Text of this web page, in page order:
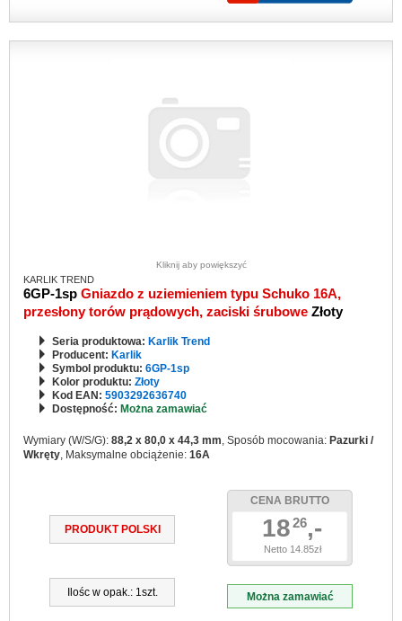
Kliknij aby powiększyć
KARLIK TREND
6GP-1sp Gniazdo z uziemieniem typu Schuko 16A,
przesłony torów prądowych, zaciski śrubowe Złoty
Seria produktowa: Karlik Trend
Producent: Karlik
Symbol produktu: 6GP-1sp
Kolor produktu: Złoty
Kod EAN: 5903292636740
Dostępność: Można zamawiać
Wymiary (W/S/G): 88,2 x 80,0 x 44,3 mm, Sposób mocowania: Pazurki /
Wkręty, Maksymalne obciążenie: 16A
PRODUKT POLSKI
Ilośc w opak.: 1szt.
CENA BRUTTO
1826,-
Netto 14.85zł
Można zamawiać